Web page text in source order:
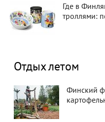
Где в
троллями:
Отдых летом
Финский